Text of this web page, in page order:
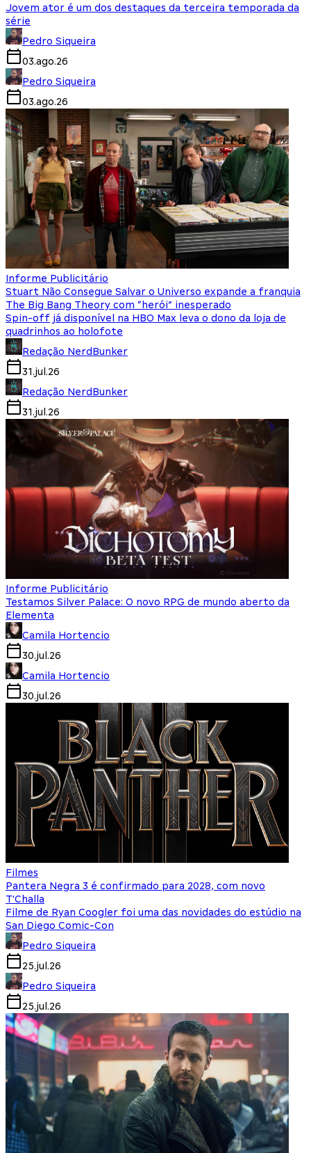
Jovem ator é um dos destaques da terceira temporada da
série
Pedro Siqueira
03.ago.26
Pedro Siqueira
03.ago.26
Informe Publicitário
Stuart Não Consegue Salvar o Universo expande a franquia
The Big Bang Theory com “herói” inesperado
Spin-off já disponível na HBO Max leva o dono da loja de
quadrinhos ao holofote
Redação NerdBunker
31.jul.26
Redação NerdBunker
31.jul.26
Informe Publicitário
Testamos Silver Palace: O novo RPG de mundo aberto da
Elementa
Camila Hortencio
30.jul.26
Camila Hortencio
30.jul.26
Filmes
Pantera Negra 3 é confirmado para 2028, com novo
T'Challa
Filme de Ryan Coogler foi uma das novidades do estúdio na
San Diego Comic-Con
Pedro Siqueira
25.jul.26
Pedro Siqueira
25.jul.26